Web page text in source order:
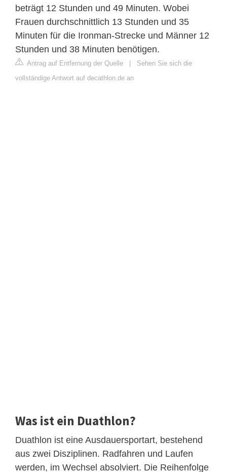
beträgt 12 Stunden und 49 Minuten. Wobei
Frauen durchschnittlich 13 Stunden und 35
Minuten für die Ironman-Strecke und Männer 12
Stunden und 38 Minuten benötigen.
Antrag auf Entfernung der Quelle | Sehen Sie sich die
vollständige Antwort auf decathlon.de an
Was ist ein Duathlon?
Duathlon ist eine Ausdauersportart, bestehend
aus zwei Disziplinen. Radfahren und Laufen
werden, im Wechsel absolviert. Die Reihenfolge